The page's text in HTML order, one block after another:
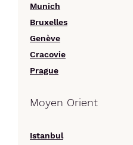
Munich
Bruxelles
Genève
Cracovie
Prague
Moyen Orient
Istanbul